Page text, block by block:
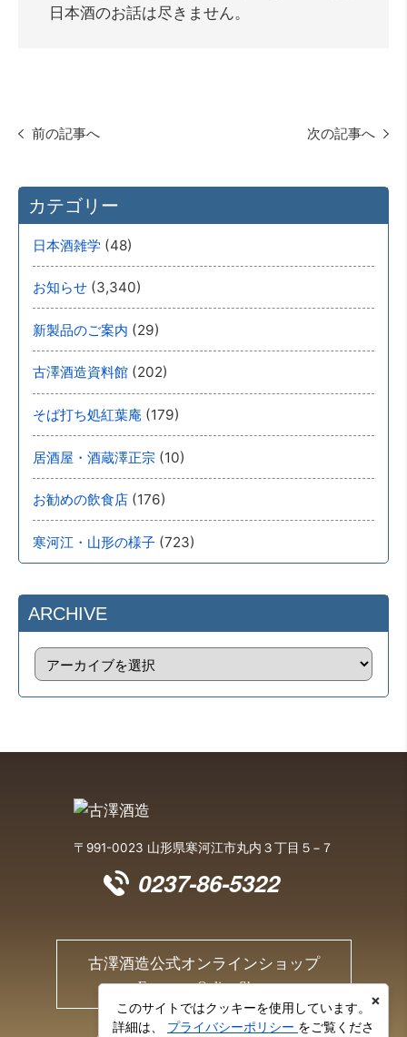
日本酒のお話は尽きません。
前の記事へ 次の記事へ
カテゴリー
日本酒雑学 (48)
お知らせ (3,340)
新製品のご案内 (29)
古澤酒造資料館 (202)
そば打ち処紅葉庵 (179)
居酒屋・酒蔵澤正宗 (10)
お勧めの飲食店 (176)
寒河江・山形の様子 (723)
ARCHIVE
〒991-0023 山形県寒河江市丸内３丁目５−７
0237-86-5322
古澤酒造公式オンラインショップ
Furusawa Online Shop
このサイトではクッキーを使用しています。
詳細は、 プライバシーポリシー をご覧くださ
×